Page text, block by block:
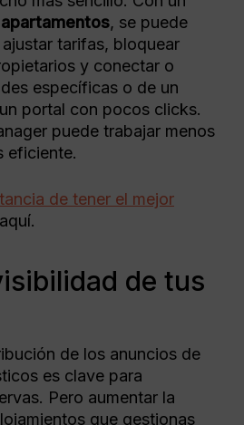
, se puede
tarifas, bloquear
y conectar o
específicas o de un
portal con pocos clicks.
puede trabajar menos
eficiente.
de tener el mejor
de tus
de los anuncios de
es clave para
Pero aumentar la
que gestionas